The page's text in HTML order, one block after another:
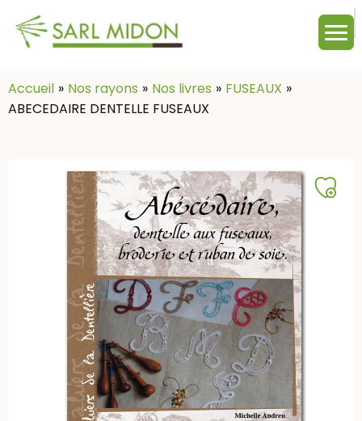
Accueil
Nos rayons Nos livres
FUSEAUX
ABECEDAIRE DENTELLE FUSEAUX